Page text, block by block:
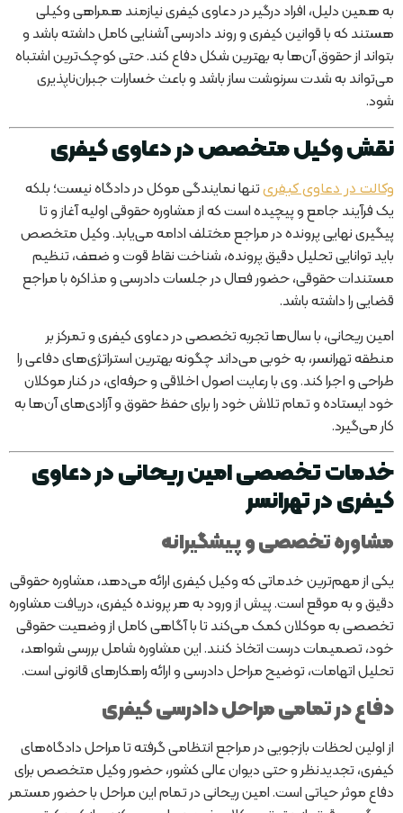
به همین دلیل، افراد درگیر در دعاوی کیفری نیازمند همراهی وکیلی
هستند که با قوانین کیفری و روند دادرسی آشنایی کامل داشته باشد و
بتواند از حقوق آن‌ها به بهترین شکل دفاع کند. حتی کوچک‌ترین اشتباه
می‌تواند به شدت سرنوشت ساز باشد و باعث خسارات جبران‌ناپذیری
شود.
نقش وکیل متخصص در دعاوی کیفری
وکالت در دعاوی کیفری تنها نمایندگی موکل در دادگاه نیست؛ بلکه
یک فرآیند جامع و پیچیده است که از مشاوره حقوقی اولیه آغاز و تا
پیگیری نهایی پرونده در مراجع مختلف ادامه می‌یابد. وکیل متخصص
باید توانایی تحلیل دقیق پرونده، شناخت نقاط قوت و ضعف، تنظیم
مستندات حقوقی، حضور فعال در جلسات دادرسی و مذاکره با مراجع
قضایی را داشته باشد.
امین ریحانی، با سال‌ها تجربه تخصصی در دعاوی کیفری و تمرکز بر
منطقه تهرانسر، به خوبی می‌داند چگونه بهترین استراتژی‌های دفاعی را
طراحی و اجرا کند. وی با رعایت اصول اخلاقی و حرفه‌ای، در کنار موکلان
خود ایستاده و تمام تلاش خود را برای حفظ حقوق و آزادی‌های آن‌ها به
کار می‌گیرد.
خدمات تخصصی امین ریحانی در دعاوی
کیفری در تهرانسر
مشاوره تخصصی و پیشگیرانه
یکی از مهم‌ترین خدماتی که وکیل کیفری ارائه می‌دهد، مشاوره حقوقی
دقیق و به موقع است. پیش از ورود به هر پرونده کیفری، دریافت مشاوره
تخصصی به موکلان کمک می‌کند تا با آگاهی کامل از وضعیت حقوقی
خود، تصمیمات درست اتخاذ کنند. این مشاوره شامل بررسی شواهد،
تحلیل اتهامات، توضیح مراحل دادرسی و ارائه راهکارهای قانونی است.
دفاع در تمامی مراحل دادرسی کیفری
از اولین لحظات بازجویی در مراجع انتظامی گرفته تا مراحل دادگاه‌های
کیفری، تجدیدنظر و حتی دیوان عالی کشور، حضور وکیل متخصص برای
دفاع موثر حیاتی است. امین ریحانی در تمام این مراحل با حضور مستمر